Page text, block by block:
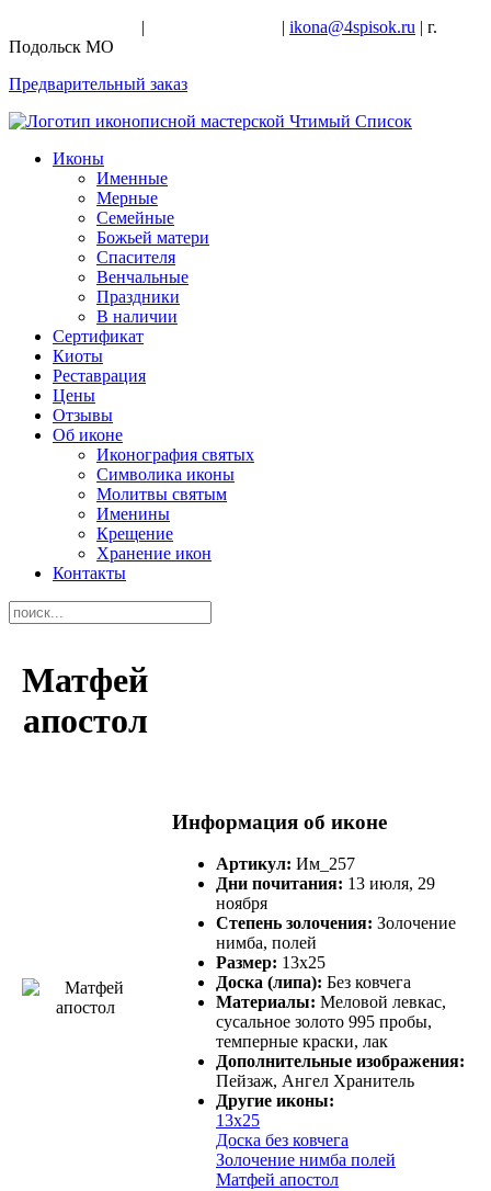
| | ikona@4spisok.ru | г.
Подольск МО
Предварительный заказ
Иконы
Именные
Мерные
Семейные
Божьей матери
Спасителя
Венчальные
Праздники
В наличии
Сертификат
Киоты
Реставрация
Цены
Отзывы
Об иконе
Иконография святых
Символика иконы
Молитвы святым
Именины
Крещение
Хранение икон
Контакты
Матфей
апостол
Информация об иконе
Артикул: Им_257
Дни почитания: 13 июля, 29
ноября
Степень золочения: Золочение
нимба, полей
Размер: 13х25
Доска (липа): Без ковчега
Материалы: Меловой левкас,
сусальное золото 995 пробы,
темперные краски, лак
Дополнительные изображения:
Пейзаж, Ангел Хранитель
Другие иконы:
13х25
Доска без ковчега
Золочение нимба полей
Матфей апостол